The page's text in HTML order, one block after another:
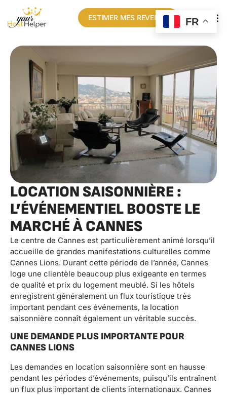
ESTIMER MES REVENUS
LOCATION SAISONNIÈRE :
L’ÉVÉNEMENTIEL BOOSTE LE
MARCHÉ À CANNES
Le centre de Cannes est particulièrement animé lorsqu’il
accueille de grandes manifestations culturelles comme
Cannes Lions. Durant cette période de l’année, Cannes
loge une clientèle beaucoup plus exigeante en termes
de qualité et prix du logement meublé. Si les hôtels
enregistrent généralement un flux touristique très
important pendant ces événements, la location
saisonnière connaît également un véritable succès.
UNE DEMANDE PLUS IMPORTANTE POUR
CANNES LIONS
Les demandes en location saisonnière sont en hausse
pendant les périodes d’événements, puisqu’ils entraînent
un flux plus important de clients internationaux. Cannes
FR